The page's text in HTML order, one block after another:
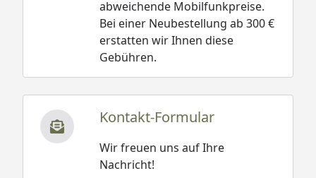
abweichende Mobilfunkpreise.
Bei einer Neubestellung ab 300 €
erstatten wir Ihnen diese
Gebühren.
Kontakt-Formular
Wir freuen uns auf Ihre
Nachricht!